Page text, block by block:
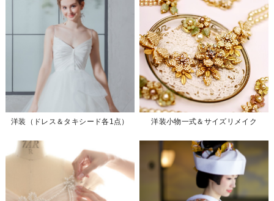
洋装（ドレス＆タキシード各1点） 洋装小物一式＆サイズリメイク